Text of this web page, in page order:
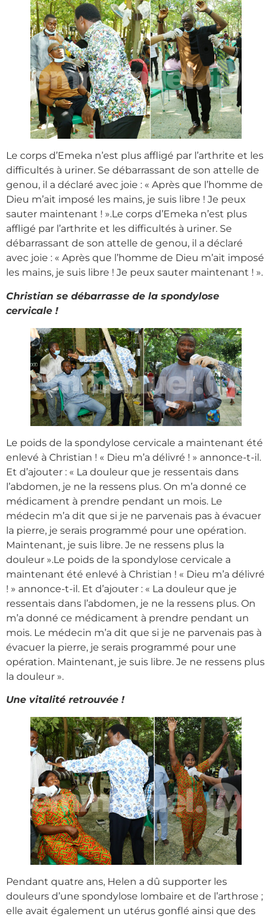
Le corps d’Emeka n’est plus affligé par l’arthrite et les
difficultés à uriner. Se débarrassant de son attelle de
genou, il a déclaré avec joie : « Après que l’homme de
Dieu m’ait imposé les mains, je suis libre ! Je peux
sauter maintenant ! ».Le corps d’Emeka n’est plus
affligé par l’arthrite et les difficultés à uriner. Se
débarrassant de son attelle de genou, il a déclaré
avec joie : « Après que l’homme de Dieu m’ait imposé
les mains, je suis libre ! Je peux sauter maintenant ! ».
Christian se débarrasse de la spondylose
cervicale !
Le poids de la spondylose cervicale a maintenant été
enlevé à Christian ! « Dieu m’a délivré ! » annonce-t-il.
Et d’ajouter : « La douleur que je ressentais dans
l’abdomen, je ne la ressens plus. On m’a donné ce
médicament à prendre pendant un mois. Le
médecin m’a dit que si je ne parvenais pas à évacuer
la pierre, je serais programmé pour une opération.
Maintenant, je suis libre. Je ne ressens plus la
douleur ».Le poids de la spondylose cervicale a
maintenant été enlevé à Christian ! « Dieu m’a délivré
! » annonce-t-il. Et d’ajouter : « La douleur que je
ressentais dans l’abdomen, je ne la ressens plus. On
m’a donné ce médicament à prendre pendant un
mois. Le médecin m’a dit que si je ne parvenais pas à
évacuer la pierre, je serais programmé pour une
opération. Maintenant, je suis libre. Je ne ressens plus
la douleur ».
Une vitalité retrouvée !
Pendant quatre ans, Helen a dû supporter les
douleurs d’une spondylose lombaire et de l’arthrose ;
elle avait également un utérus gonflé ainsi que des